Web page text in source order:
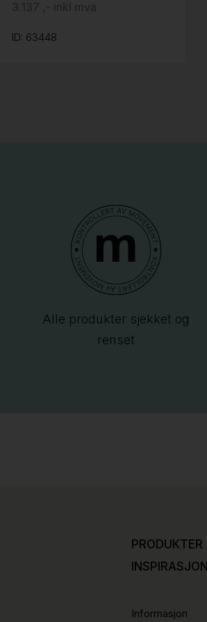
ID: 63448
Alle produkter sjekket og
renset
PRODUKTER
INSPIRASJON
Informasjon